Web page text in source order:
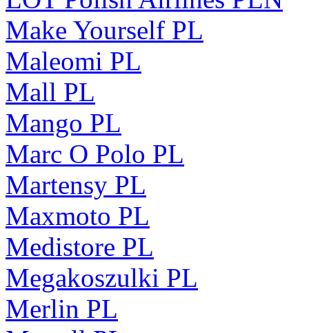
Make Yourself PL
Maleomi PL
Mall PL
Mango PL
Marc O Polo PL
Martensy PL
Maxmoto PL
Medistore PL
Megakoszulki PL
Merlin PL